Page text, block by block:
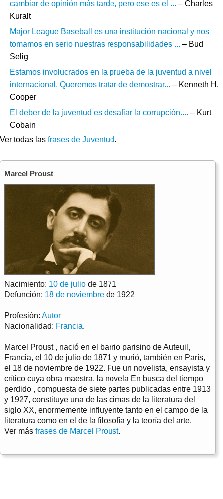
cambiar de opinión más tarde, pero ese es el ... – Charles
Kuralt
Major League Baseball es una institución nacional y nos
tomamos en serio nuestras responsabilidades ... – Bud
Selig
Estamos involucrados en la prueba de la juventud a nivel
internacional. Queremos tratar de demostrar... – Kenneth H.
Cooper
El deber de la juventud es desafiar la corrupción.... – Kurt
Cobain
Ver todas las frases de Juventud.
Marcel Proust
Nacimiento: 10 de julio de 1871
Defunción: 18 de noviembre de 1922
Profesión: Autor
Nacionalidad: Francia.
Marcel Proust , nació en el barrio parisino de Auteuil,
Francia, el 10 de julio de 1871 y murió, también en París,
el 18 de noviembre de 1922. Fue un novelista, ensayista y
crítico cuya obra maestra, la novela En busca del tiempo
perdido , compuesta de siete partes publicadas entre 1913
y 1927, constituye una de las cimas de la literatura del
siglo XX, enormemente influyente tanto en el campo de la
literatura como en el de la filosofía y la teoría del arte.
Ver más frases de Marcel Proust.